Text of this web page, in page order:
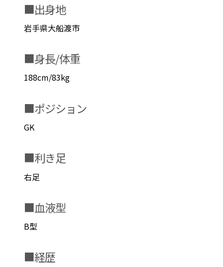
■出身地
岩手県大船渡市
■身長/体重
188cm/83kg
■ポジション
GK
■利き足
右足
■血液型
B型
■経歴